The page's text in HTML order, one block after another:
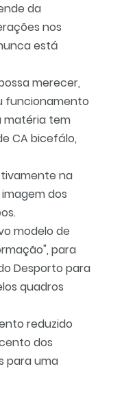
da
nos
está
merecer,
funcionamento
matéria tem
CA bicefálo,
na
dos
modelo de
para
Desporto para
quadros
reduzido
dos
para uma